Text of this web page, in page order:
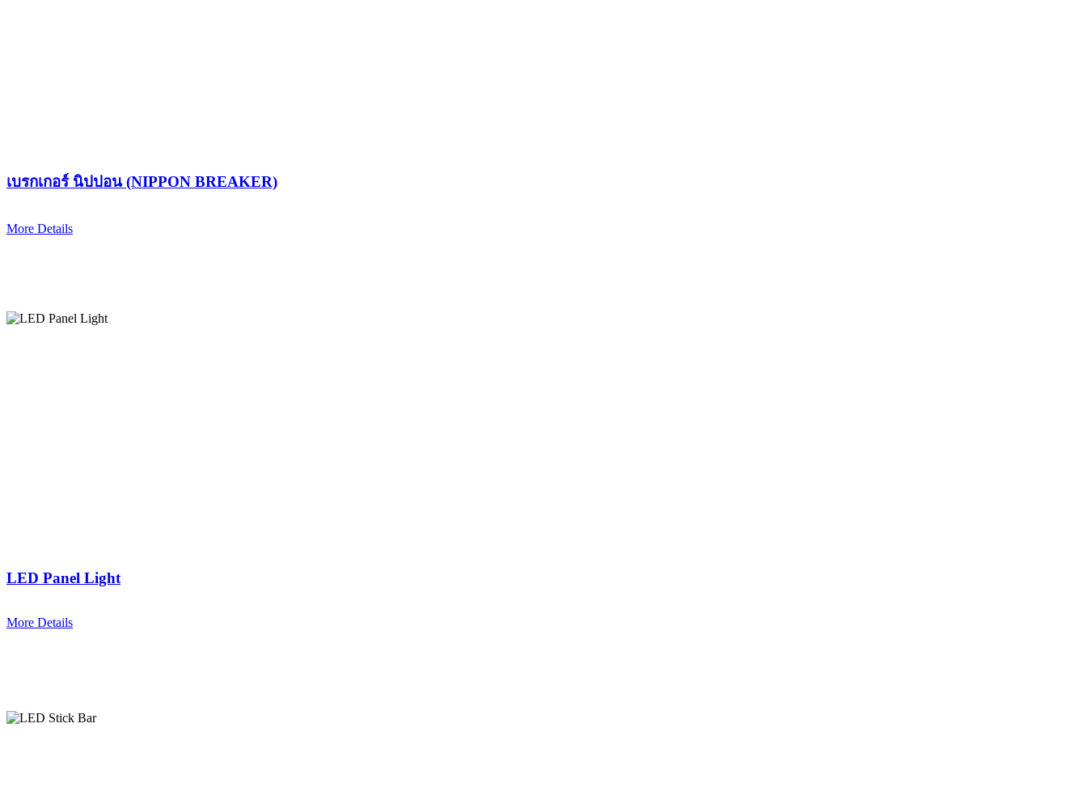
เบรกเกอร์ นิปปอน (NIPPON BREAKER)
More Details
LED Panel Light
More Details